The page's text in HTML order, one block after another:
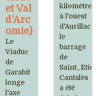
et Val
d'Arc
omie)
Le
Viaduc
de
Garabit
longe
l'axe
kilomètres
à l'ouest
d'Aurillac,
le
barrage
de
Cantalès
a été